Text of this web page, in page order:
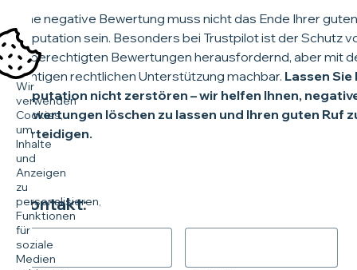
Eine negative Bewertung muss nicht das Ende Ihrer guten
Reputation sein. Besonders bei Trustpilot ist der Schutz
unberechtigten Bewertungen herausfordernd, aber mit
richtigen rechtlichen Unterstützung machbar. Lassen Sie
Reputation nicht zerstören – wir helfen Ihnen,
Bewertungen löschen zu lassen und Ihren guten Ruf
verteidigen.
Kontakt:
Wir
verwenden
Cookies,
um
Inhalte
und
Anzeigen
zu
personalisieren,
Funktionen
für
soziale
Medien